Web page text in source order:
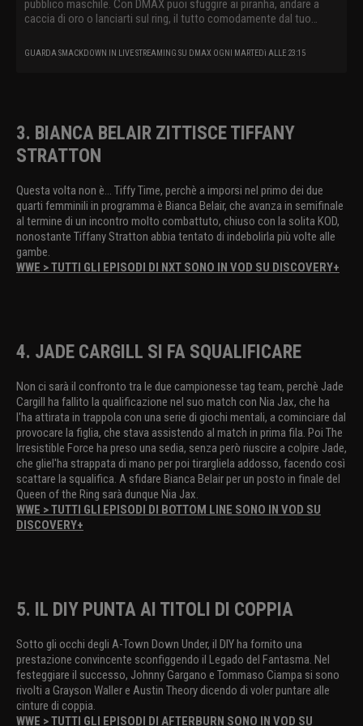
pubblico maschile. Con DMAX puoi sfuggire ai piranha, andare a
caccia di oro o lanciarti sul ring, il tutto comodamente dal tuo
GUARDA SMACKDOWN IN LIVE STREAMING SU DMAX OGNI MARTEDì ALLE 23:15
3. BIANCA BELAIR ZITTISCE TIFFANY
STRATTON
Questa volta non è... Tiffy Time, perchè a imporsi nel primo dei due
quarti femminili in programma è Bianca Belair, che avanza in semifinale
al termine di un incontro molto combattuto, chiuso con la solita KOD,
nonostante Tiffany Stratton abbia tentato di indebolirla più volte alle
gambe.
WWE > TUTTI GLI EPISODI DI NXT SONO IN VOD SU DISCOVERY+
4. JADE CARGILL SI FA SQUALIFICARE
Non ci sarà il confronto tra le due campionesse tag team, perchè Jade
Cargill ha fallito la qualificazione nel suo match con Nia Jax, che ha
l'ha attirata in trappola con una serie di giochi mentali, a cominciare dal
provocare la figlia, che stava assistendo al match in prima fila. Poi The
Irresistible Force ha preso una sedia, senza però riuscire a colpire Jade,
che gliel'ha strappata di mano per poi tirargliela addosso, facendo così
scattare la squalifica. A sfidare Bianca Belair per un posto in finale del
Queen of the Ring sarà dunque Nia Jax.
WWE > TUTTI GLI EPISODI DI BOTTOM LINE SONO IN VOD SU
DISCOVERY+
5. IL DIY PUNTA AI TITOLI DI COPPIA
Sotto gli occhi degli A-Town Down Under, il DIY ha fornito una
prestazione convincente sconfiggendo il Legado del Fantasma. Nel
festeggiare il successo, Johnny Gargano e Tommaso Ciampa si sono
rivolti a Grayson Waller e Austin Theory dicendo di voler puntare alle
cinture di coppia.
WWE > TUTTI GLI EPISODI DI AFTERBURN SONO IN VOD SU